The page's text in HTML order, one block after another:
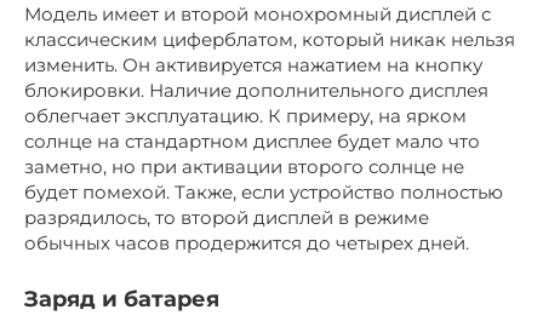
Модель имеет и второй монохромный дисплей с
классическим циферблатом, который никак нельзя
изменить. Он активируется нажатием на кнопку
блокировки. Наличие дополнительного дисплея
облегчает эксплуатацию. К примеру, на ярком
солнце на стандартном дисплее будет мало что
заметно, но при активации второго солнце не
будет помехой. Также, если устройство полностью
разрядилось, то второй дисплей в режиме
обычных часов продержится до четырех дней.
Заряд и батарея